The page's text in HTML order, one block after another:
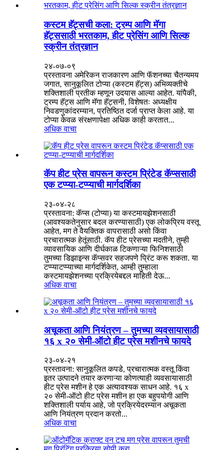
कस्टम हॅट्सची कला: ट्रम्प आणि मॅगा
हॅट्ससाठी भरतकाम, हीट प्रेसिंग आणि सिल्क
स्क्रीन तंत्रज्ञान
२४-०७-०९
प्रस्तावना अमेरिकन राजकारण आणि फॅशनच्या चैतन्यमय
जगात, सानुकूलित टोप्या (कस्टम हॅट्स) अभिव्यक्तीचे
शक्तिशाली प्रतीक म्हणून उदयास आल्या आहेत. यांपैकी,
ट्रम्प हॅट्स आणि मॅगा हॅट्सनी, विशेषतः अध्यक्षीय
निवडणुकांदरम्यान, प्रतिष्ठित दर्जा प्राप्त केला आहे. या
टोप्या केवळ संरक्षणापेक्षा अधिक काही करतात...
अधिक वाचा
कॅप हीट प्रेस वापरून कस्टम प्रिंटेड कॅप्ससाठी
एक टप्प्या-टप्प्याची मार्गदर्शिका
२३-०४-२८
प्रस्तावना: कॅप्स (टोप्या) या कस्टमायझेशनसाठी
(आवश्यकतेनुसार बदल करण्यासाठी) एक लोकप्रिय वस्तू
आहेत, मग ते वैयक्तिक वापरासाठी असो किंवा
प्रचारात्मक हेतूंसाठी. कॅप हीट प्रेसच्या मदतीने, तुम्ही
व्यावसायिक आणि दीर्घकाळ टिकणाऱ्या फिनिशसाठी
तुमच्या डिझाइन्स कॅप्सवर सहजपणे प्रिंट करू शकता. या
टप्प्याटप्प्याच्या मार्गदर्शिकेत, आम्ही तुम्हाला
कस्टमायझेशनच्या प्रक्रियेबद्दल माहिती देऊ...
अधिक वाचा
अचूकता आणि नियंत्रण – तुमच्या व्यवसायासाठी
१६ x २० सेमी-ऑटो हीट प्रेस मशीनचे फायदे
२३-०४-२१
प्रस्तावना: सानुकूलित कपडे, प्रचारात्मक वस्तू किंवा
इतर उत्पादने तयार करणाऱ्या कोणत्याही व्यवसायासाठी
हीट प्रेस मशीन हे एक अत्यावश्यक साधन आहे. १६ x
२० सेमी-ऑटो हीट प्रेस मशीन हा एक बहुपयोगी आणि
शक्तिशाली पर्याय आहे, जो प्रक्रियेदरम्यान अचूकता
आणि नियंत्रण प्रदान करतो...
अधिक वाचा